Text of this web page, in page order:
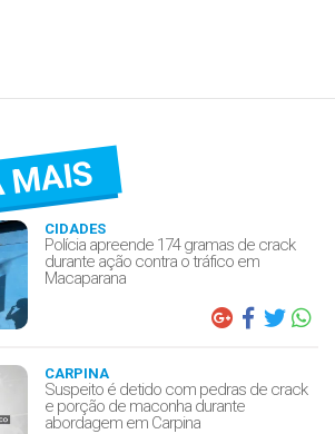
CIDADES
Polícia apreende 174 gramas de crack
durante ação contra o tráfico em
Macaparana
CARPINA
Suspeito é detido com pedras de crack
e porção de maconha durante
abordagem em Carpina